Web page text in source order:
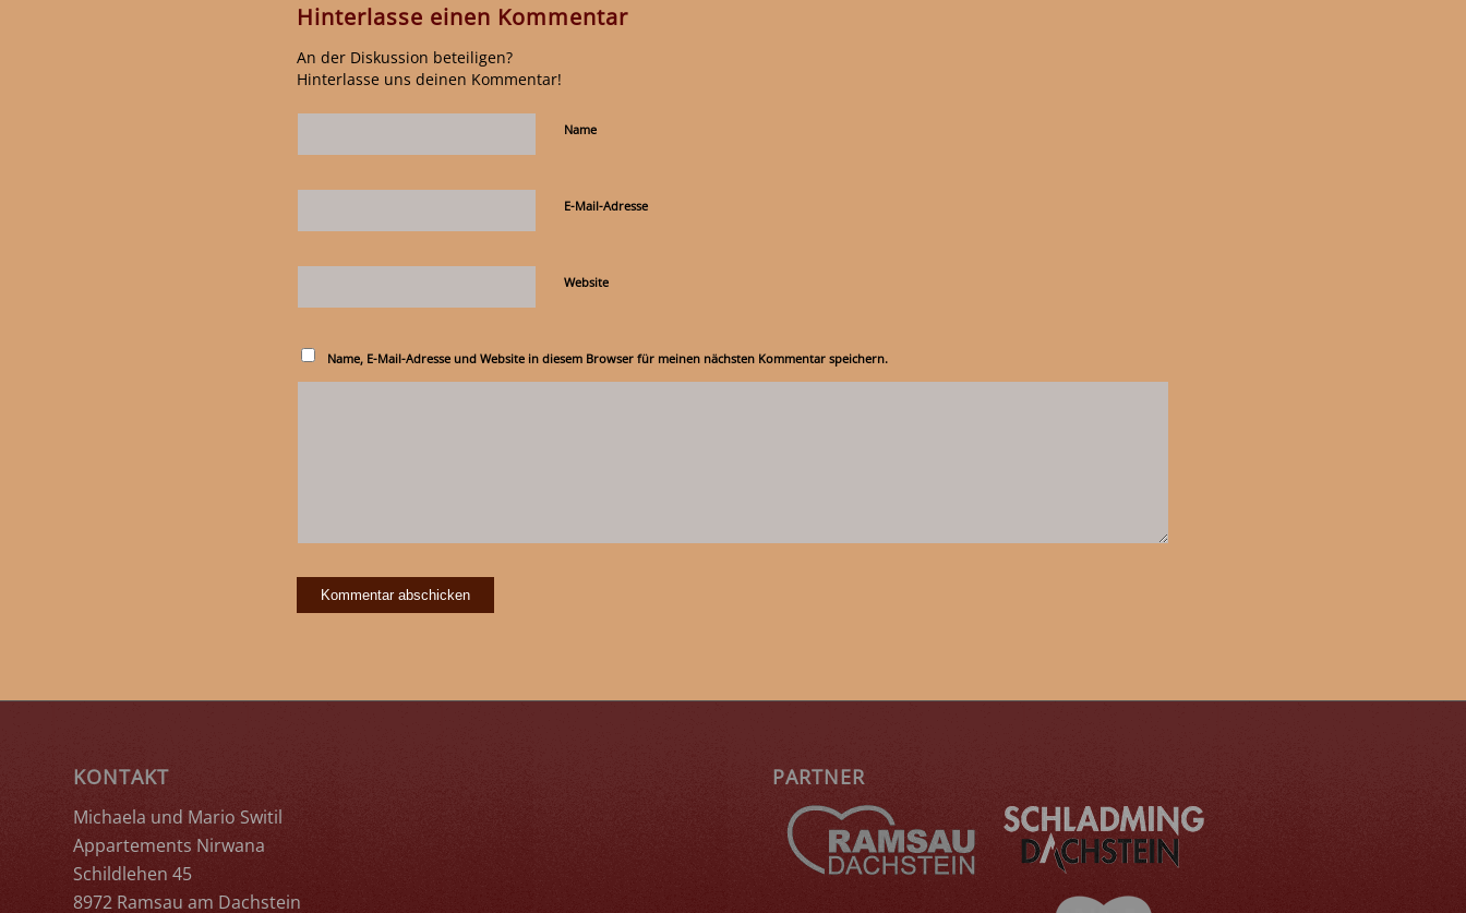
Hinterlasse einen Kommentar
An der Diskussion beteiligen?
Hinterlasse uns deinen Kommentar!
Name
E-Mail-Adresse
Website
Name, E-Mail-Adresse und Website in diesem Browser für meinen nächsten Kommentar speichern.
KONTAKT
Michaela und Mario Switil
Appartements Nirwana
Schildlehen 45
8972 Ramsau am Dachstein
PARTNER